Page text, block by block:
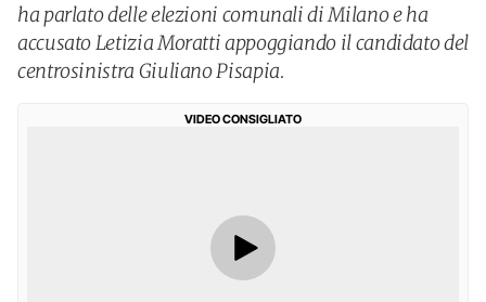
ha parlato delle elezioni comunali di Milano e ha
accusato Letizia Moratti appoggiando il candidato del
centrosinistra Giuliano Pisapia.
VIDEO CONSIGLIATO